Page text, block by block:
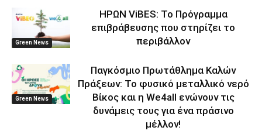
Green News
ΗΡΩΝ ViBES: Το Πρόγραμμα
επιβράβευσης που στηρίζει το
περιβάλλον
Green News
Παγκόσμιο Πρωτάθλημα Καλών
Πράξεων: Το φυσικό μεταλλικό νερό
Βίκος και η We4all ενώνουν τις
δυνάμεις τους για ένα πράσινο
μέλλον!